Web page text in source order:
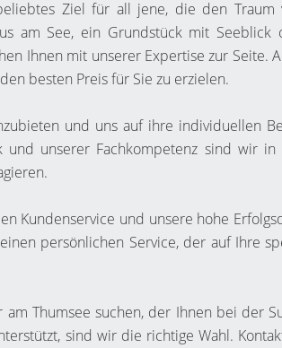
Ziel für all jene, die den Traum
am See, ein Grundstück mit Seeblick
Ihnen mit unserer Expertise zur Seite.
besten Preis für Sie zu erzielen.
und uns auf ihre individuellen
unserer Fachkompetenz sind wir in
Kundenservice und unsere hohe
persönlichen Service, der auf Ihre
Thumsee suchen, der Ihnen bei der
sind wir die richtige Wahl.